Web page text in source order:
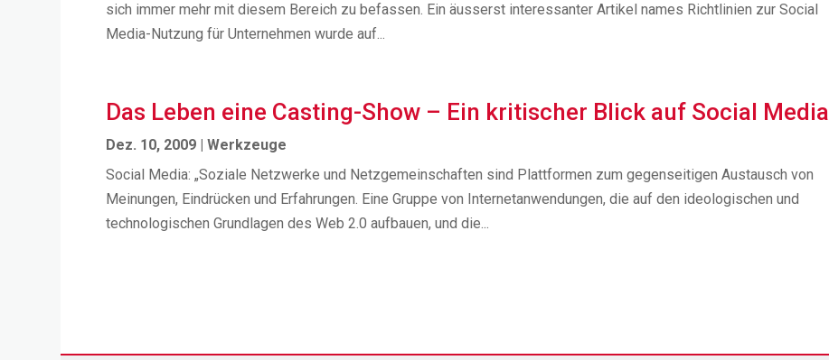
sich immer mehr mit diesem Bereich zu befassen. Ein äusserst interessanter Artikel names Richtlinien zur Social
Media-Nutzung für Unternehmen wurde auf...
Das Leben eine Casting-Show – Ein kritischer Blick auf Social Media
Dez. 10, 2009 |Werkzeuge
Social Media: „Soziale Netzwerke und Netzgemeinschaften sind Plattformen zum gegenseitigen Austausch von
Meinungen, Eindrücken und Erfahrungen. Eine Gruppe von Internetanwendungen, die auf den ideologischen und
technologischen Grundlagen des Web 2.0 aufbauen, und die...